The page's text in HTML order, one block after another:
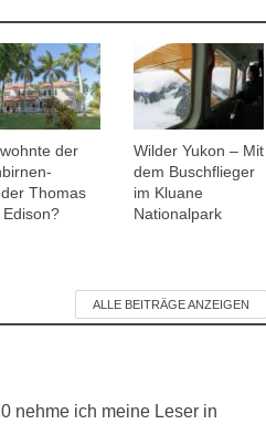
der
Thomas
Edison?
Wilder Yukon – Mit
dem Buschflieger
im Kluane
Nationalpark
ALLE BEITRÄGE ANZEIGEN
nehme ich meine Leser in